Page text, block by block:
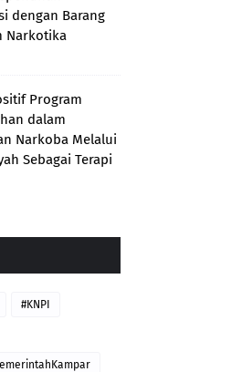
dengan Barang
Narkotika
Program
dalam
Narkoba Melalui
Sebagai Terapi
#KNPI